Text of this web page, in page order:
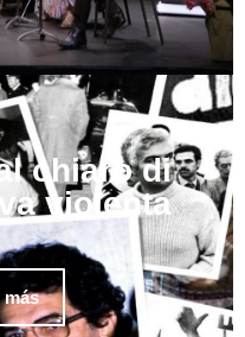
chiaro di
violenta
más